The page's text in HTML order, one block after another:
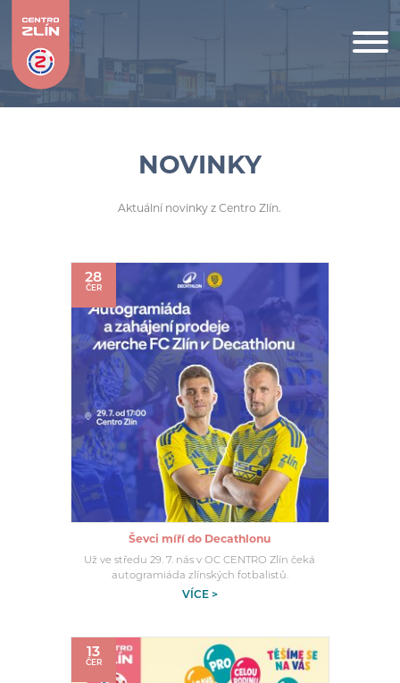
NOVINKY
Aktuální novinky z Centro Zlín.
28
ČER
Ševci míří do Decathlonu
Už ve středu 29. 7. nás v OC CENTRO Zlín čeká
autogramiáda zlínských fotbalistů.
VÍCE >
13
ČER